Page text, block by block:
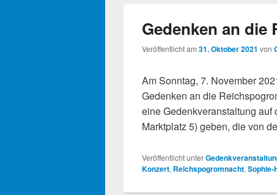
Gedenken an die
Veröffentlicht am 31. Oktober 2021 von
Am Sonntag, 7. November
Gedenken an die
eine Gedenkveranstaltung auf
Marktplatz 5) geben, die von
Veröffentlicht unter
Konzert, Reichspogromnacht, Sophie-